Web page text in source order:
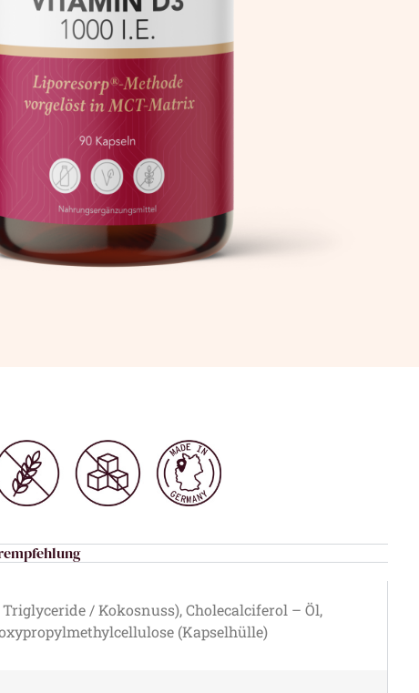
/ Kokosnuss), Cholecalciferol – Öl,
(Kapselhülle)